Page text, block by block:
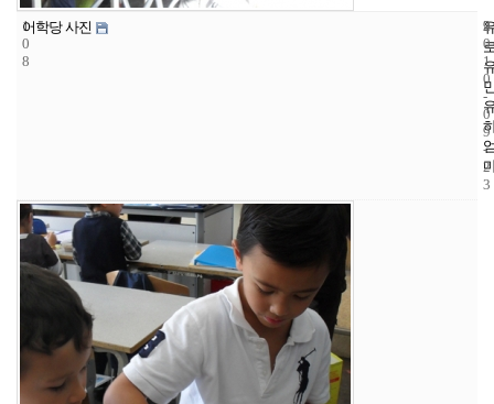
1
0
8
어학당 사진 9
2
0
1
0
-
0
9
-
2
3